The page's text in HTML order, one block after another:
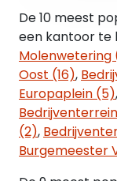
De
voldaan bij
Huurcontract:
Volgens
Zaken met
Jaarlijks (voor
De 10 meest
een kantoor te
Molenwetering
Oost (16),
Europaplein (5),
(2),
Burgemeester